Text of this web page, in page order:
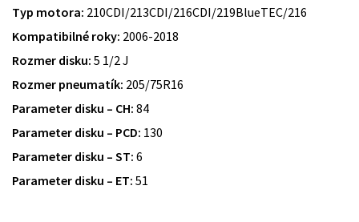
Typ motora: 210CDI/213CDI/216CDI/219BlueTEC/216
Kompatibilné roky: 2006-2018
Rozmer disku: 5 1/2 J
Rozmer pneumatík: 205/75R16
Parameter disku – CH: 84
Parameter disku – PCD: 130
Parameter disku – ST: 6
Parameter disku – ET: 51